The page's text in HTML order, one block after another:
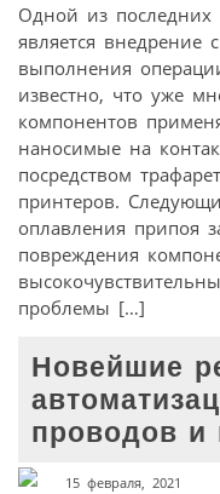
Одной из последних
является внедрение
выполнения
известно, что уже
компонентов
наносимые на
посредством
принтеров.
оплавления припоя
повреждения
проблемы […]
Новейшие
проводов и
15 февраля, 2021